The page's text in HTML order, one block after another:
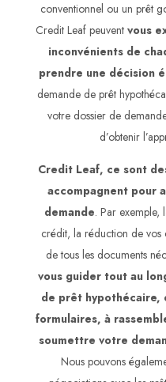
conventionnel ou un prêt
Credit Leaf peuventvous
inconvénients de
prendre une décision
demande de prêt
votre dossier de
d’obtenir
Credit Leaf, ce sont
accompagnent pour
demande. Par exemple,
crédit, la réduction de vos
de tous les documents
vous guider tout au
de prêt hypothécaire,
formulaires, à
soumettre votre
Nous pouvons